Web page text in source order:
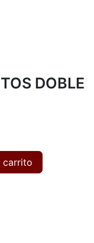
DOBLE
carrito